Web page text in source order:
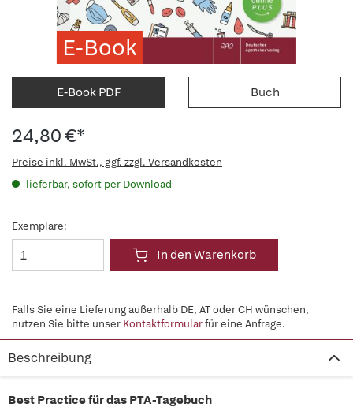
E-Book
E-Book PDF Buch
24,80 €*
Preise inkl. MwSt., ggf. zzgl. Versandkosten
lieferbar, sofort per Download
Exemplare:
In den Warenkorb
Falls Sie eine Lieferung außerhalb DE, AT oder CH wünschen,
nutzen Sie bitte unser Kontaktformularfür eine Anfrage.
Beschreibung
Best Practice für das PTA-Tagebuch